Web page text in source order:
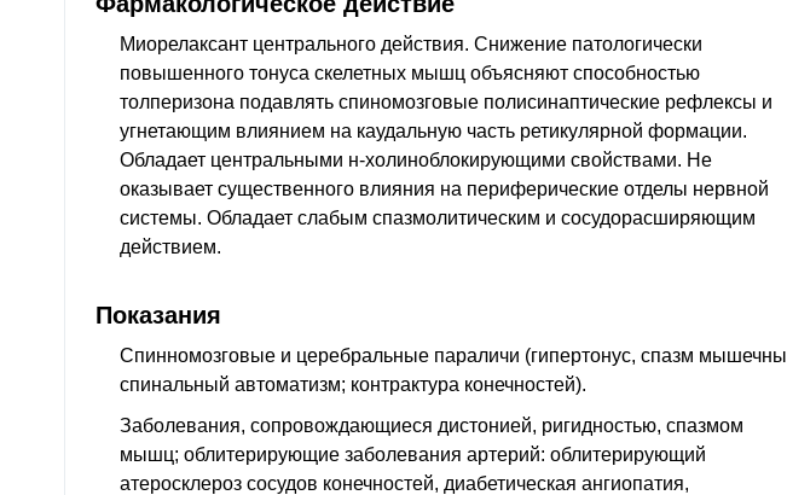
Миорелаксант центрального действия. Снижение патологически
повышенного тонуса скелетных мышц объясняют способностью
толперизона подавлять спиномозговые полисинаптические рефлексы и
угнетающим влиянием на каудальную часть ретикулярной формации.
Обладает центральными н-холиноблокирующими свойствами. Не
оказывает существенного влияния на периферические отделы нервной
системы. Обладает слабым спазмолитическим и сосудорасширяющим
действием.
Показания
Спинномозговые и церебральные параличи (гипертонус, спазм
спинальный автоматизм; контрактура конечностей).
Заболевания, сопровождающиеся дистонией, ригидностью, спазмом
мышц; облитерирующие заболевания артерий: облитерирующий
атеросклероз сосудов конечностей, диабетическая ангиопатия,